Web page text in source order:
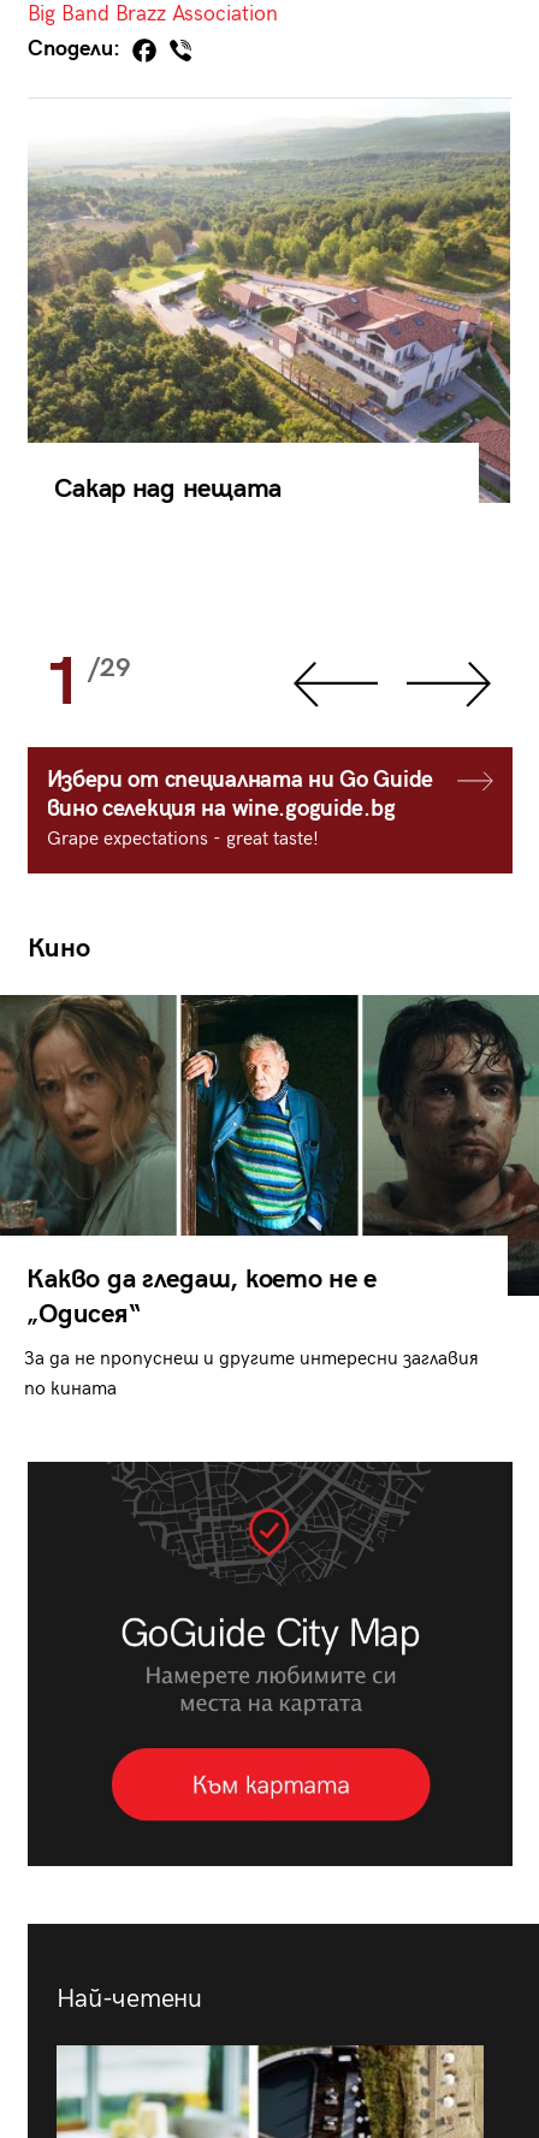
Big Band Brazz Association
Сподели:
Сакар над нещата
1 /29
Избери от специалната ни Go Guide
вино селекция на wine.goguide.bg
Grape expectations - great taste!
Кино
Какво да гледаш, което не е
„Одисея“
За да не пропуснеш и другите интересни заглавия
по кината
Най-четени